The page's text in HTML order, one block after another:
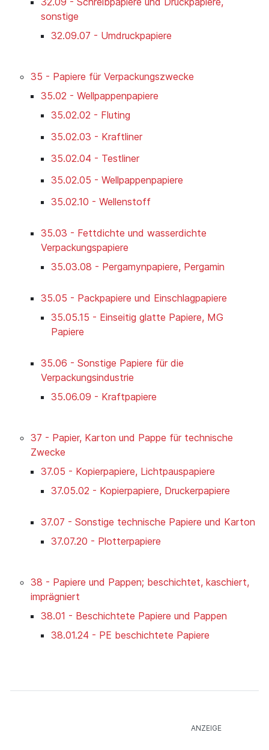
sonstige
32.09.07 - Umdruckpapiere
35 - Papiere für Verpackungszwecke
35.02 - Wellpappenpapiere
35.02.02 - Fluting
35.02.03 - Kraftliner
35.02.04 - Testliner
35.02.05 - Wellpappenpapiere
35.02.10 - Wellenstoff
35.03 - Fettdichte und wasserdichte
Verpackungspapiere
35.03.08 - Pergamynpapiere, Pergamin
35.05 - Packpapiere und Einschlagpapiere
35.05.15 - Einseitig glatte Papiere, MG
Papiere
35.06 - Sonstige Papiere für die
Verpackungsindustrie
35.06.09 - Kraftpapiere
37 - Papier, Karton und Pappe für technische
Zwecke
37.05 - Kopierpapiere, Lichtpauspapiere
37.05.02 - Kopierpapiere, Druckerpapiere
37.07 - Sonstige technische Papiere und Karton
37.07.20 - Plotterpapiere
38 - Papiere und Pappen; beschichtet, kaschiert,
imprägniert
38.01 - Beschichtete Papiere und Pappen
38.01.24 - PE beschichtete Papiere